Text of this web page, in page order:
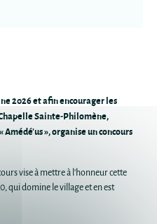
2026 et afin encourager les
Sainte-Philomène,
», organise un concours
vise à mettre à l'honneur cette
qui domine le village et en est